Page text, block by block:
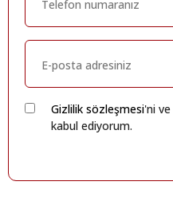
Gizlilik sözleşmesi'ni ve
kabul ediyorum.